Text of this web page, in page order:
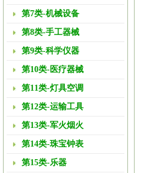
第7类-机械设备
第8类-手工器械
第9类-科学仪器
第10类-医疗器械
第11类-灯具空调
第12类-运输工具
第13类-军火烟火
第14类-珠宝钟表
第15类-乐器